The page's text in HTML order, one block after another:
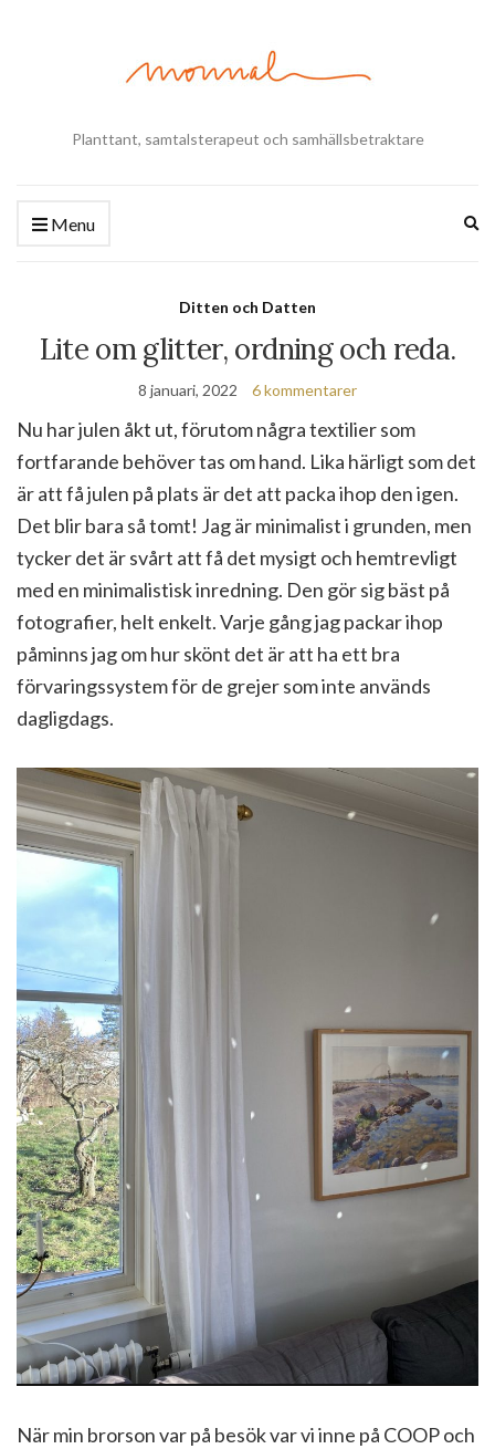
Planttant, samtalsterapeut och samhällsbetraktare
Menu
Ditten och Datten
Lite om glitter, ordning och reda.
8 januari, 2022 6 kommentarer
Nu har julen åkt ut, förutom några textilier som
fortfarande behöver tas om hand. Lika härligt som det
är att få julen på plats är det att packa ihop den igen.
Det blir bara så tomt! Jag är minimalist i grunden, men
tycker det är svårt att få det mysigt och hemtrevligt
med en minimalistisk inredning. Den gör sig bäst på
fotografier, helt enkelt. Varje gång jag packar ihop
påminns jag om hur skönt det är att ha ett bra
förvaringssystem för de grejer som inte används
dagligdags.
När min brorson var på besök var vi inne på COOP och